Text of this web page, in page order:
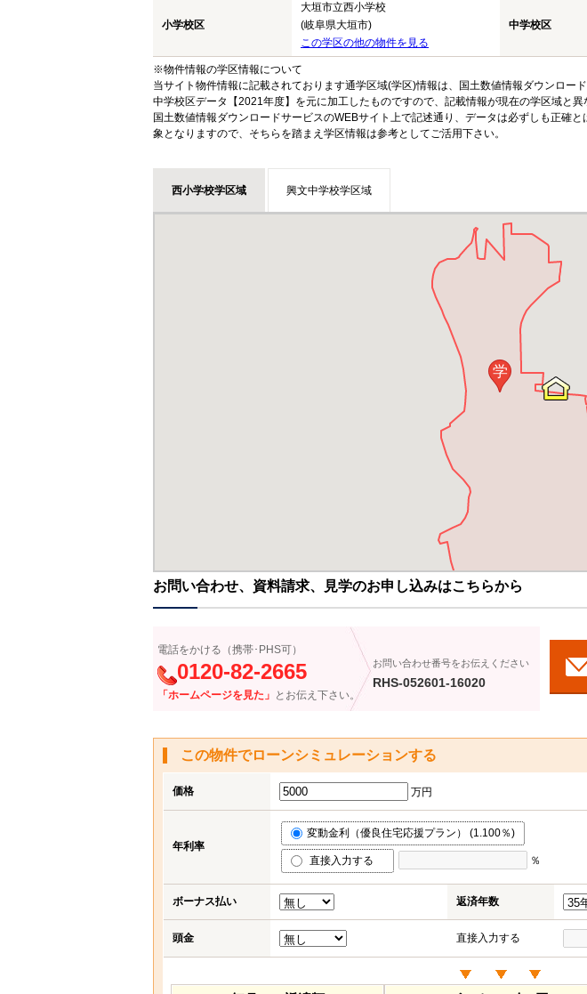
小学校区
大垣市立西小学校
(岐阜県大垣市)
この学区の他の物件を見る
中学校区
※物件情報の学区情報について
当サイト物件情報に記載されております通学区域(学区)情報は、国土数値情報ダウンロー
中学校区データ【2021年度】を元に加工したものですので、記載情報が現在の学区域と異
国土数値情報ダウンロードサービスのWEBサイト上で記述通り、データは必ずしも正確
象となりますので、そちらを踏まえ学区情報は参考としてご活用下さい。
西小学校学区域 興文中学校学区域
学
お問い合わせ、資料請求、見学のお申し込みはこちらから
電話をかける（携帯･PHS可）
0120-82-2665
「ホームページを見た」 とお伝え下さい。
お問い合わせ番号をお伝えください
RHS-052601-16020
この物件でローンシミュレーションする
価格 万円
年利率
変動金利（優良住宅応援プラン） (1.100％)
直接入力する ％
ボーナス払い 返済年数
頭金 直接入力する